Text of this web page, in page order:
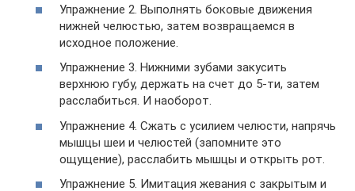
Упражнение 2. Выполнять боковые движения
нижней челюстью, затем возвращаемся в
исходное положение.
Упражнение 3. Нижними зубами закусить
верхнюю губу, держать на счет до 5-ти, затем
расслабиться. И наоборот.
Упражнение 4. Сжать с усилием челюсти, напрячь
мышцы шеи и челюстей (запомните это
ощущение), расслабить мышцы и открыть рот.
Упражнение 5. Имитация жевания с закрытым и